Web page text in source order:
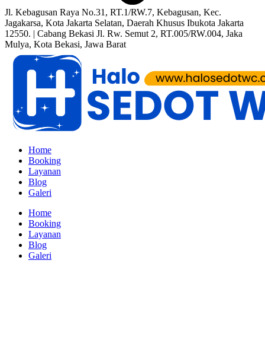
Jl. Kebagusan Raya No.31, RT.1/RW.7, Kebagusan, Kec.
Jagakarsa, Kota Jakarta Selatan, Daerah Khusus Ibukota Jakarta
12550. | Cabang Bekasi Jl. Rw. Semut 2, RT.005/RW.004, Jaka
Mulya, Kota Bekasi, Jawa Barat
Home
Booking
Layanan
Blog
Galeri
Home
Booking
Layanan
Blog
Galeri